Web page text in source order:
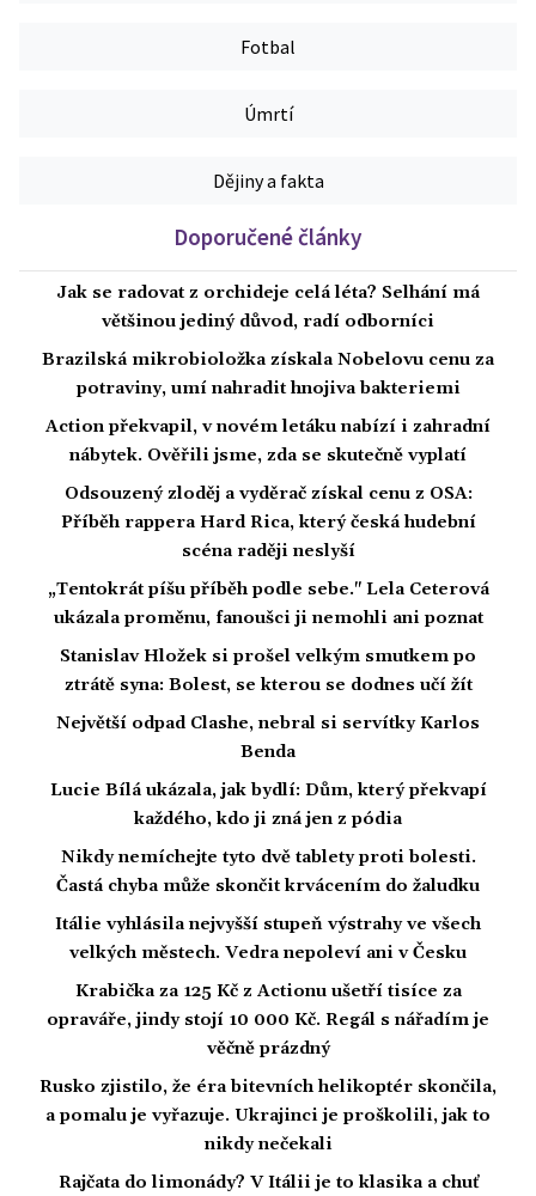
Fotbal
Úmrtí
Dějiny a fakta
Doporučené články
Jak se radovat z orchideje celá léta? Selhání má
většinou jediný důvod, radí odborníci
Brazilská mikrobioložka získala Nobelovu cenu za
potraviny, umí nahradit hnojiva bakteriemi
Action překvapil, v novém letáku nabízí i zahradní
nábytek. Ověřili jsme, zda se skutečně vyplatí
Odsouzený zloděj a vyděrač získal cenu z OSA:
Příběh rappera Hard Rica, který česká hudební
scéna raději neslyší
„Tentokrát píšu příběh podle sebe." Lela Ceterová
ukázala proměnu, fanoušci ji nemohli ani poznat
Stanislav Hložek si prošel velkým smutkem po
ztrátě syna: Bolest, se kterou se dodnes učí žít
Největší odpad Clashe, nebral si servítky Karlos
Benda
Lucie Bílá ukázala, jak bydlí: Dům, který překvapí
každého, kdo ji zná jen z pódia
Nikdy nemíchejte tyto dvě tablety proti bolesti.
Častá chyba může skončit krvácením do žaludku
Itálie vyhlásila nejvyšší stupeň výstrahy ve všech
velkých městech. Vedra nepoleví ani v Česku
Krabička za 125 Kč z Actionu ušetří tisíce za
opraváře, jindy stojí 10 000 Kč. Regál s nářadím je
věčně prázdný
Rusko zjistilo, že éra bitevních helikoptér skončila,
a pomalu je vyřazuje. Ukrajinci je proškolili, jak to
nikdy nečekali
Rajčata do limonády? V Itálii je to klasika a chuť